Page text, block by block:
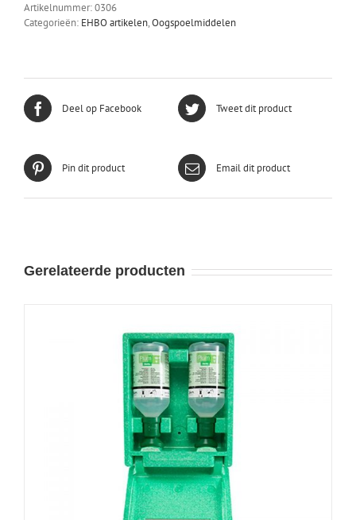
Artikelnummer:0306
Categorieën: EHBO artikelen,Oogspoelmiddelen
Deel op Facebook Tweet dit product
Pin dit product Email dit product
Gerelateerde producten